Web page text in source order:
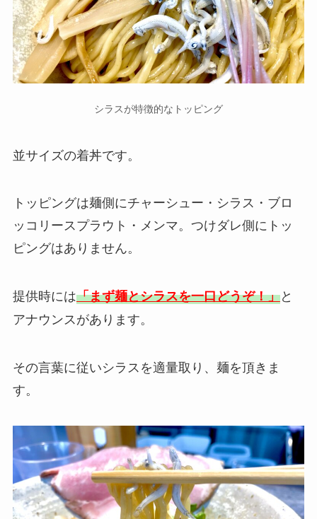
シラスが特徴的なトッピング
並サイズの着丼です。
トッピングは麺側にチャーシュー・シラス・ブロ
ッコリースプラウト・メンマ。つけダレ側にトッ
ピングはありません。
提供時には「まず麺とシラスを一口どうぞ！」と
アナウンスがあります。
その言葉に従いシラスを適量取り、麺を頂きま
す。